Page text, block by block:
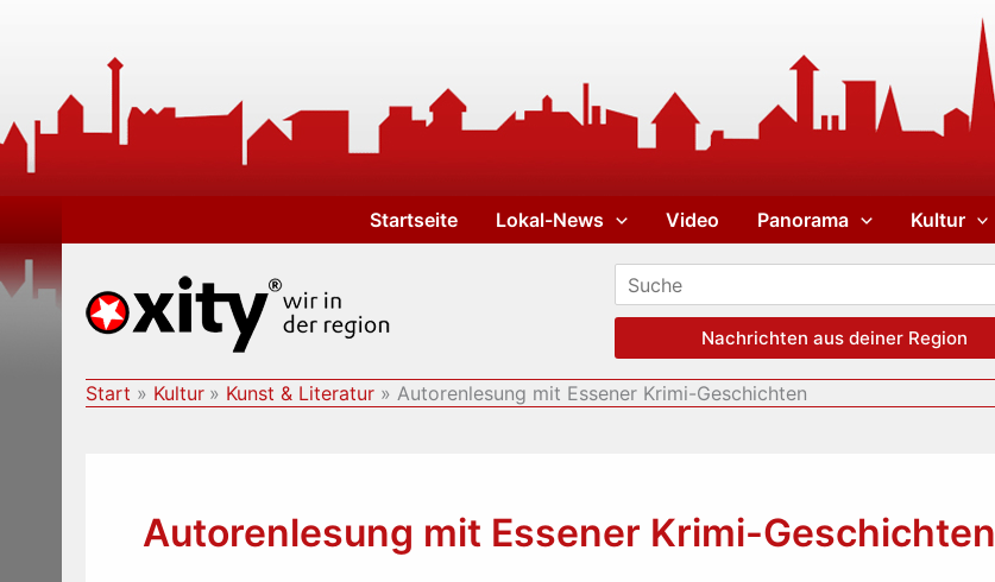
Startseite Lokal-News Video Panorama Kultur
Nachrichten aus deiner Region
Start Kultur Kunst & Literatur Autorenlesung mit Essener Krimi-Geschichten
Autorenlesung mit Essener Krimi-Geschichten